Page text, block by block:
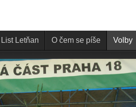
List Letňan O čem se píše Volby